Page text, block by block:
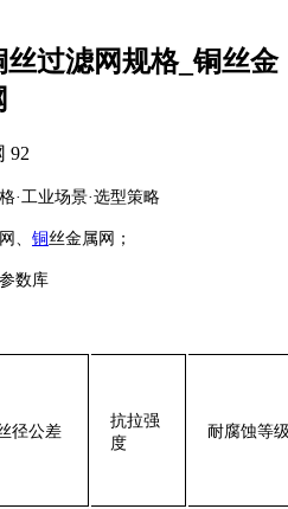
过滤网规格_铜丝金
92
·工业场景·选型策略
、 铜丝金属网；‌
数库
径公差
抗拉强
度
耐腐蚀等